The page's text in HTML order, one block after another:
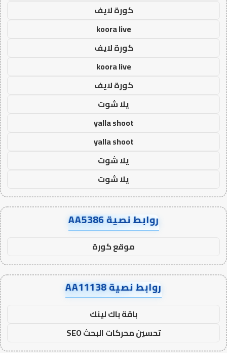
كورة لايف
koora live
كورة لايف
koora live
كورة لايف
يلا شوت
yalla shoot
yalla shoot
يلا شوت
يلا شوت
روابط نصية AA5386
موقع كورة
روابط نصية AA11138
باقة باك لينك
تحسين محركات البحث SEO